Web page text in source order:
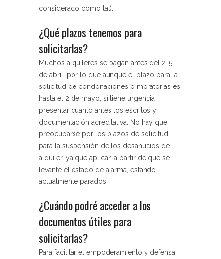
considerado como tal).
¿Qué plazos tenemos para
solicitarlas?
Muchos alquileres se pagan antes del 2-5
de abril, por lo que aunque el plazo para la
solicitud de condonaciones o moratorias es
hasta el 2 de mayo, sí tiene urgencia
presentar cuanto antes los escritos y
documentación acreditativa. No hay que
preocuparse por los plazos de solicitud
para la suspensión de los desahucios de
alquiler, ya que aplican a partir de que se
levante el estado de alarma, estando
actualmente parados.
¿Cuándo podré acceder a los
documentos útiles para
solicitarlas?
Para facilitar el empoderamiento y defensa